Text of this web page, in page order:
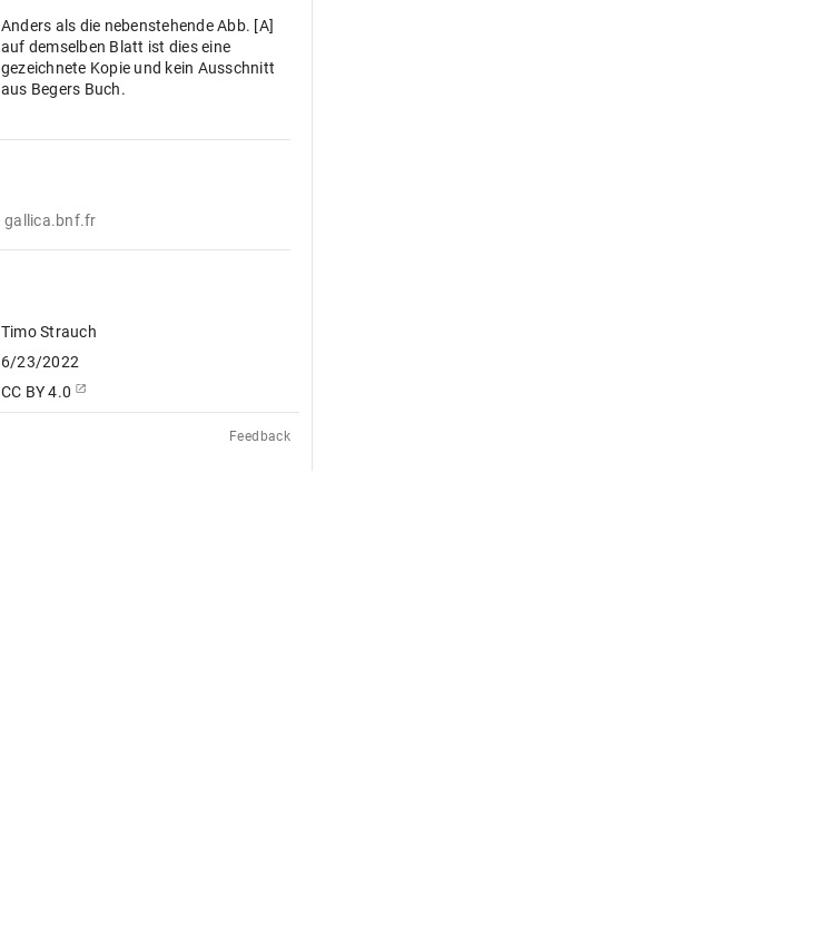
Anders als die nebenstehende Abb. [A]
auf demselben Blatt ist dies eine
gezeichnete Kopie und kein Ausschnitt
aus Begers Buch.
gallica.bnf.fr
Timo Strauch
6/23/2022
CC BY 4.0
Feedback